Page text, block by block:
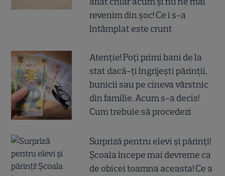
revenim din șoc! Ce i s-a
întâmplat este crunt
Atenție! Poți primi bani de la
stat dacă-ți îngrijești părinții,
bunicii sau pe cineva vârstnic
din familie. Acum s-a decis!
Cum trebuie să procedezi
Surpriză pentru elevi și părinți!
Școala începe mai devreme ca
de obicei toamna aceasta! Ce a